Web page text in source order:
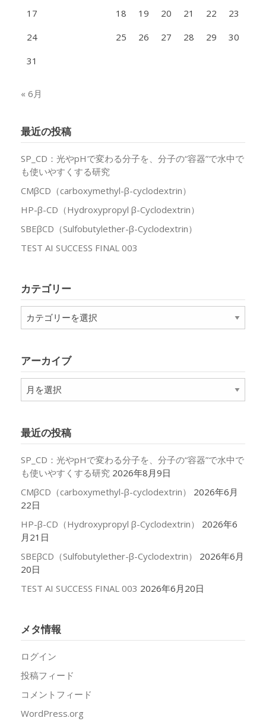
17
18 19 20 21 22
23
24
25 26 27 28 29
30
31
« 6月
最近の投稿
SP_CD：光やpHで変わる分子を、分子の“容器”で水中で
も使いやすくする研究
CMβCD（carboxymethyl-β-cyclodextrin）
HP-β-CD（Hydroxypropyl β-Cyclodextrin）
SBEβCD（Sulfobutylether-β-Cyclodextrin）
TEST AI SUCCESS FINAL 003
カテゴリー
テ
ー
アーカイブ
ア
ー
ブ
最近の投稿
SP_CD：光やpHで変わる分子を、分子の“容器”で水中で
も使いやすくする研究 2026年8月9日
CMβCD（carboxymethyl-β-cyclodextrin）
2026年6月
22日
HP-β-CD（Hydroxypropyl β-Cyclodextrin）
2026年6
月21日
SBEβCD（Sulfobutylether-β-Cyclodextrin）
2026年6月
20日
TEST AI SUCCESS FINAL 003 2026年6月20日
メタ情報
ログイン
投稿フィード
コメントフィード
WordPress.org